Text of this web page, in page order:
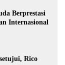
Berprestasi
Internasional
Rico